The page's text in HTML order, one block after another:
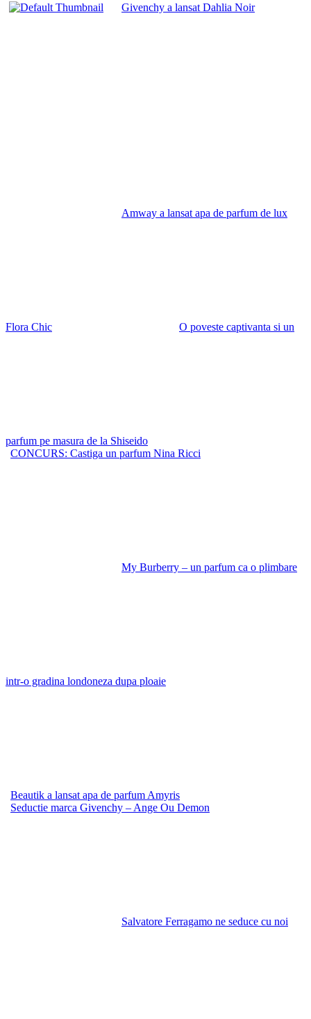
Givenchy a lansat Dahlia Noir
Amway a lansat apa de parfum de lux
Flora Chic O poveste captivanta si un
parfum pe masura de la Shiseido
CONCURS: Castiga un parfum Nina Ricci
My Burberry – un parfum ca o plimbare
intr-o gradina londoneza dupa ploaie
Beautik a lansat apa de parfum Amyris
Seductie marca Givenchy – Ange Ou Demon
Salvatore Ferragamo ne seduce cu noi